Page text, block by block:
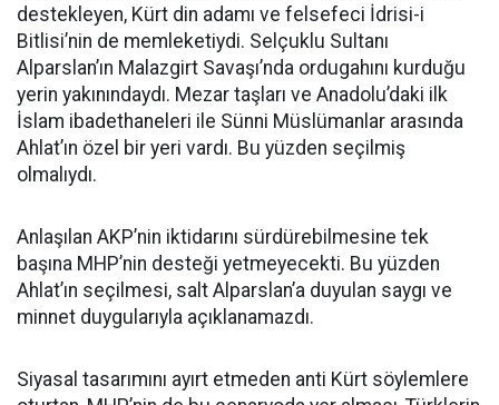
destekleyen, Kürt din adamı ve felsefeci İdrisi-i
Bitlisi’nin de memleketiydi. Selçuklu Sultanı
Alparslan’ın Malazgirt Savaşı’nda ordugahını kurduğu
yerin yakınındaydı. Mezar taşları ve Anadolu’daki ilk
İslam ibadethaneleri ile Sünni Müslümanlar arasında
Ahlat’ın özel bir yeri vardı. Bu yüzden seçilmiş
olmalıydı.
Anlaşılan AKP’nin iktidarını sürdürebilmesine tek
başına MHP’nin desteği yetmeyecekti. Bu yüzden
Ahlat’ın seçilmesi, salt Alparslan’a duyulan saygı ve
minnet duygularıyla açıklanamazdı.
Siyasal tasarımını ayırt etmeden anti Kürt söylemlere